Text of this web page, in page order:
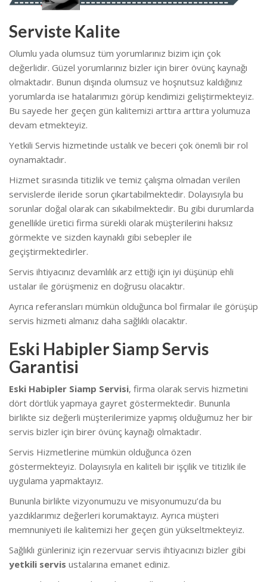
Serviste Kalite
Olumlu yada olumsuz tüm yorumlarınız bizim için çok
değerlidir. Güzel yorumlarınız bizler için birer övünç kaynağı
olmaktadır. Bunun dışında olumsuz ve hoşnutsuz kaldığınız
yorumlarda ise hatalarımızı görüp kendimizi geliştirmekteyiz.
Bu sayede her geçen gün kalitemizi arttıra arttıra yolumuza
devam etmekteyiz.
Yetkili Servis hizmetinde ustalık ve beceri çok önemli bir rol
oynamaktadır.
Hizmet sırasında titizlik ve temiz çalışma olmadan verilen
servislerde ileride sorun çıkartabilmektedir. Dolayısıyla bu
sorunlar doğal olarak can sıkabilmektedir. Bu gibi durumlarda
genellikle üretici firma sürekli olarak müşterilerini haksız
görmekte ve sizden kaynaklı gibi sebepler ile
geçiştirmektedirler.
Servis ihtiyacınız devamlılık arz ettiği için iyi düşünüp ehli
ustalar ile görüşmeniz en doğrusu olacaktır.
Ayrıca referansları mümkün olduğunca bol firmalar ile görüşüp
servis hizmeti almanız daha sağlıklı olacaktır.
Eski Habipler Siamp Servis
Garantisi
Eski Habipler Siamp Servisi, firma olarak servis hizmetini
dört dörtlük yapmaya gayret göstermektedir. Bununla
birlikte siz değerli müşterilerimize yapmış olduğumuz her bir
servis bizler için birer övünç kaynağı olmaktadır.
Servis Hizmetlerine mümkün olduğunca özen
göstermekteyiz. Dolayısıyla en kaliteli bir işçilik ve titizlik ile
uygulama yapmaktayız.
Bununla birlikte vizyonumuzu ve misyonumuzu’da bu
yazdıklarımız değerleri korumaktayız. Ayrıca müşteri
memnuniyeti ile kalitemizi her geçen gün yükseltmekteyiz.
Sağlıklı günleriniz için rezervuar servis ihtiyacınızı bizler gibi
yetkili servis ustalarına emanet ediniz.